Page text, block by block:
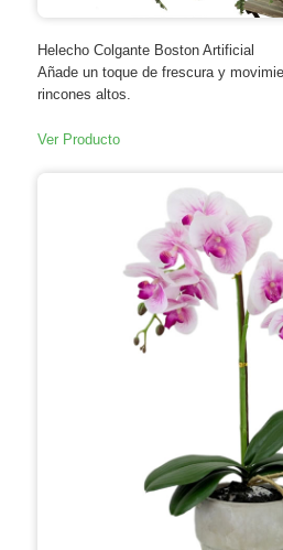
Helecho Colgante Boston Artificial
Añade un toque de frescura y
rincones altos.
Ver Producto